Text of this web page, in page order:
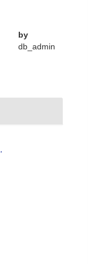
by
db_admin